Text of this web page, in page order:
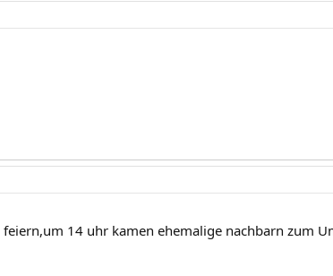
14 uhr kamen ehemalige nachbarn zum